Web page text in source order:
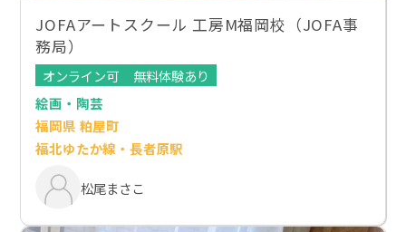
JOFAアートスクール 工房M福岡校（JOFA事
務局）
オンライン可
無料体験あり
絵画・陶芸
福岡県 粕屋町
福北ゆたか線・長者原駅
松尾まさこ